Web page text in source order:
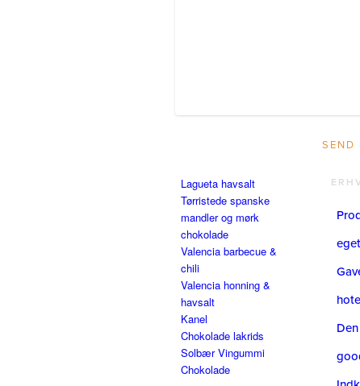
Lagueta havsalt
Tørristede spanske
mandler og mørk
chokolade
Valencia barbecue &
chili
Valencia honning &
havsalt
Kanel
Chokolade lakrids
Solbær Vingummi
Chokolade